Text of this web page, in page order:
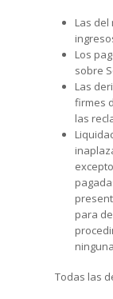
Las
Los
sobre
Las
firmes
las
para
Todas las